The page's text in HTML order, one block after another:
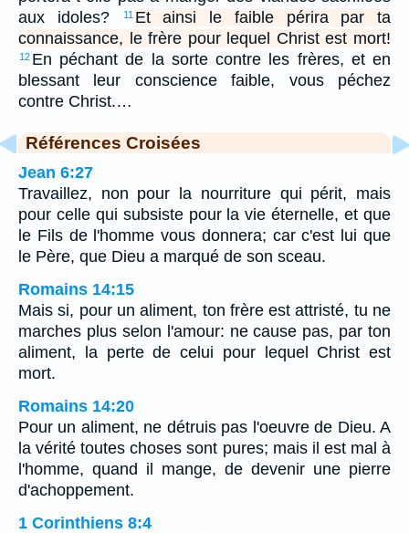
aux idoles?
11 Et ainsi le faible périra par ta
connaissance, le frère pour lequel Christ est mort!
12 En péchant de la sorte contre les frères, et en
blessant leur conscience faible, vous péchez
contre Christ.…
Références Croisées
Jean 6:27
Travaillez, non pour la nourriture qui périt, mais
pour celle qui subsiste pour la vie éternelle, et que
le Fils de l'homme vous donnera; car c'est lui que
le Père, que Dieu a marqué de son sceau.
Romains 14:15
Mais si, pour un aliment, ton frère est attristé, tu ne
marches plus selon l'amour: ne cause pas, par ton
aliment, la perte de celui pour lequel Christ est
mort.
Romains 14:20
Pour un aliment, ne détruis pas l'oeuvre de Dieu. A
la vérité toutes choses sont pures; mais il est mal à
l'homme, quand il mange, de devenir une pierre
d'achoppement.
1 Corinthiens 8:4